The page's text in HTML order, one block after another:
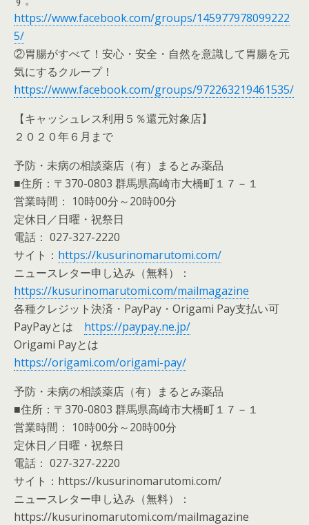
https://www.facebook.com/groups/145977978099222
5/
②胃腸がすべて！安心・安全・自然を意識して胃腸を元
気にするクループ！
https://www.facebook.com/groups/972263219461535/
【キャッシュレス利用５％還元対象店】
２０２０年６月まで
予防・未病の相談薬店（有）まるとみ薬品
■住所：〒370-0803 群馬県高崎市大橋町１７－１
営業時間： 10時00分～20時00分
定休日／日曜・祝祭日
電話： 027-327-2220
サイト： https://kusurinomarutomi.com/
ニュースレター申し込み（無料）：
https://kusurinomarutomi.com/mailmagazine
各種クレジット決済・PayPay・Origami Pay支払い可
PayPayとは https://paypay.ne.jp/
Origami Payとは
https://origami.com/origami-pay/
予防・未病の相談薬店（有）まるとみ薬品
■住所：〒370-0803 群馬県高崎市大橋町１７－１
営業時間： 10時00分～20時00分
定休日／日曜・祝祭日
電話： 027-327-2220
サイト：https://kusurinomarutomi.com/
ニュースレター申し込み（無料）：
https://kusurinomarutomi.com/mailmagazine